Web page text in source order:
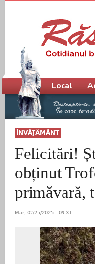
ÎNVĂŢĂMÂNT
Felicitări!
obținut
primăvară,
Mar, 02/25/2025 - 09:31
Meniu principal
Local